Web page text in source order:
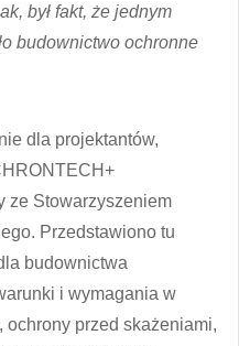
był fakt, że jednym
budownictwo ochronne
dla projektantów,
ze Stowarzyszeniem
Przedstawiono tu
budownictwa
i wymagania w
przed skażeniami,